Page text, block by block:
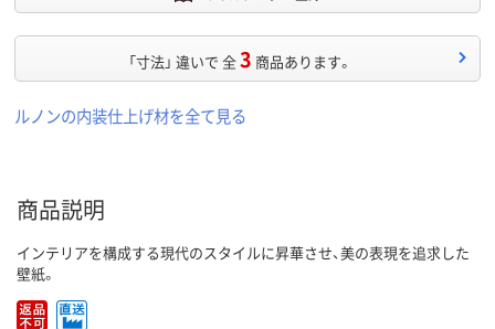
「寸法」 違いで 全3 商品あります。
ルノンの内装仕上げ材を全て見る
商品説明
インテリアを構成する現代のスタイルに昇華させ、美の表現を追求した
壁紙。